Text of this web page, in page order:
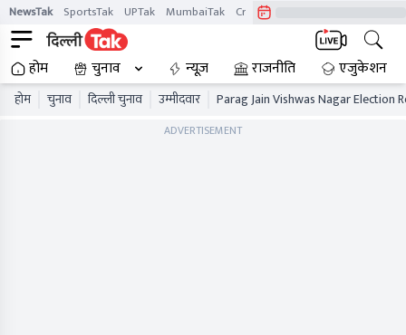
NewsTak SportsTak UPTak MumbaiTak CrimeTak
होम चुनाव न्यूज़ राजनीति एजुकेशन
होम चुनाव दिल्ली चुनाव उम्मीदवार Parag Jain Vishwas Nagar Election
ADVERTISEMENT